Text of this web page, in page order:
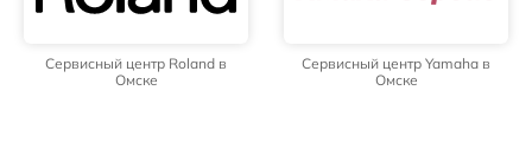
Сервисный центр Roland в
Омске
Сервисный центр Yamaha в
Омске